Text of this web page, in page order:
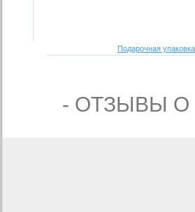
Подарочная
- ОТЗЫВЫ О